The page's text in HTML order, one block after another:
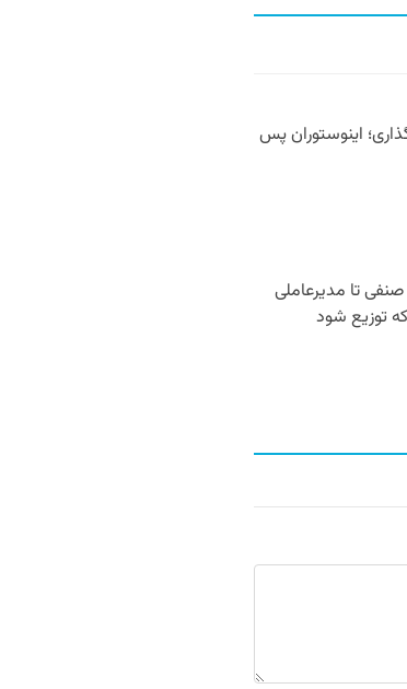
اینوستوران پس
تا مدیرعاملی
که توزیع شود